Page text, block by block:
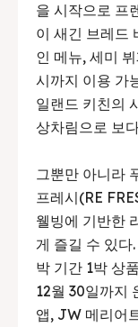
을 시작으로 프
이 새긴 브레드
인 메뉴, 세미
시까지 이용 가
일랜드 키친의
상차림으로 보
그뿐만 아니라
프레시(RE
웰빙에 기반한
게 즐길 수 있
박 기간 1박 상
12월 30일까지
앱, JW 메리어